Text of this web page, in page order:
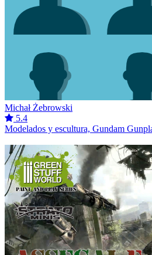
Michał Żebrowski
5.4
Modelados y escultura, Gundam